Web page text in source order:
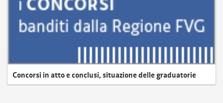
Concorsi in atto e conclusi, situazione delle graduatorie